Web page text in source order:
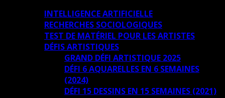
INTELLIGENCE ARTIFICIELLE
RECHERCHES SOCIOLOGIQUES
TEST DE MATÉRIEL POUR LES ARTISTES
DÉFIS ARTISTIQUES
GRAND DÉFI ARTISTIQUE 2025
DÉFI 6 AQUARELLES EN 6 SEMAINES
(2024)
DÉFI 15 DESSINS EN 15 SEMAINES (2021)